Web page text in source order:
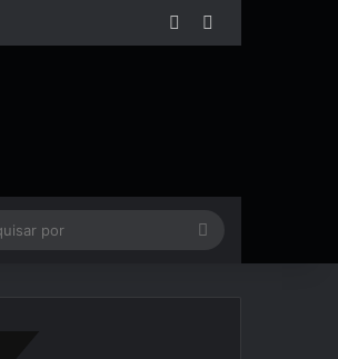
Facebook
Pesquisar